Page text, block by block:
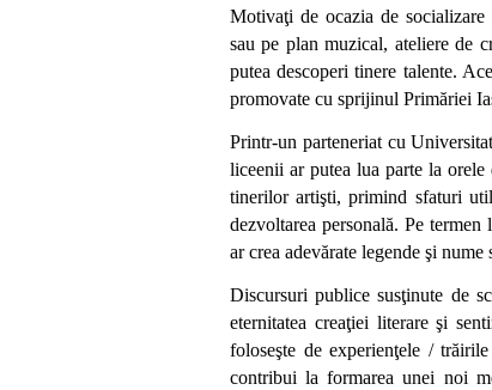
Motivaţi de ocazia de
sau pe plan muzical, ateliere de
putea descoperi tinere talente.
promovate cu sprijinul Primăriei
Printr-un parteneriat cu
liceenii ar putea lua parte la
tinerilor artişti, primind sfaturi
dezvoltarea personală. Pe
ar crea adevărate legende şi
Discursuri publice susţinute de
eternitatea creaţiei literare şi
foloseşte de experienţele /
contribui la formarea unei noi